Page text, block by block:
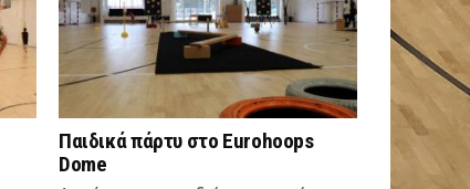
Παιδικά πάρτυ στο Eurohoops
Dome